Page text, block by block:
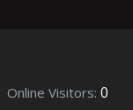
Online Visitors: 0